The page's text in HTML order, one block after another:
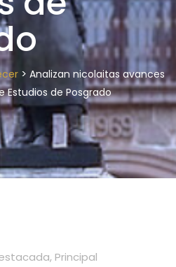
> Analizan nicolaitas avances
Estudios de Posgrado
, Principal